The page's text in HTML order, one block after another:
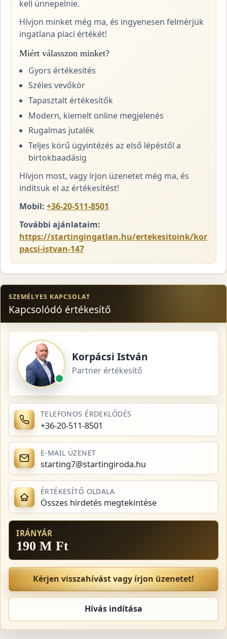
kell ünnepelnie.
Hívjon minket még ma, és ingyenesen felmérjük
ingatlana piaci értékét!
Miért válasszon minket?
Gyors értékesítés
Széles vevőkör
Tapasztalt értékesítők
Modern, kiemelt online megjelenés
Rugalmas jutalék
Teljes körű ügyintézés az első lépéstől a
birtokbaadásig
Hívjon most, vagy írjon üzenetet még ma, és
indítsuk el az értékesítést!
Mobil: +36-20-511-8501
További ajánlataim:
https://startingingatlan.hu/ertekesitoink/kor
pacsi-istvan-147
SZEMÉLYES KAPCSOLAT
Kapcsolódó értékesítő
Korpácsi István
Partner értékesítő
TELEFONOS ÉRDEKLŐDÉS
+36-20-511-8501
E-MAIL ÜZENET
starting7@startingiroda.hu
ÉRTÉKESÍTŐ OLDALA
Összes hirdetés megtekintése
IRÁNYÁR
190 M Ft
Kérjen visszahívást vagy írjon üzenetet!
Hívás indítása